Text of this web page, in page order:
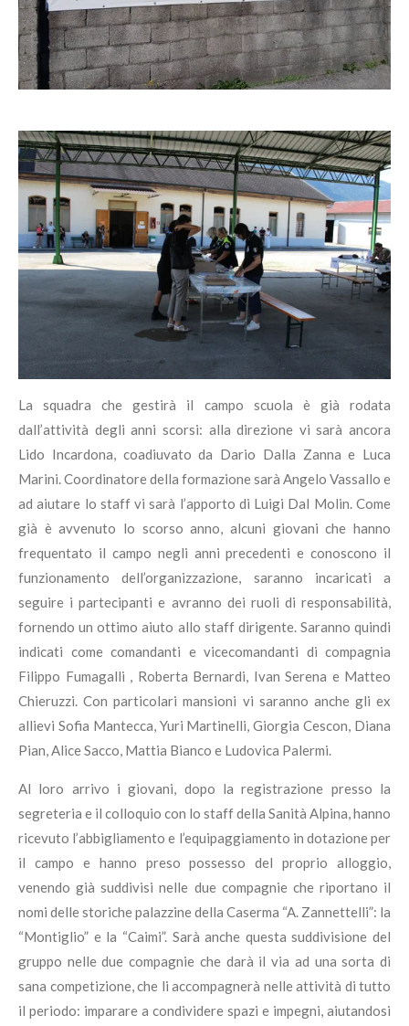
La squadra che gestirà il campo scuola è già rodata
dall’attività degli anni scorsi: alla direzione vi sarà ancora
Lido Incardona, coadiuvato da Dario Dalla Zanna e Luca
Marini. Coordinatore della formazione sarà Angelo Vassallo e
ad aiutare lo staff vi sarà l’apporto di Luigi Dal Molin. Come
già è avvenuto lo scorso anno, alcuni giovani che hanno
frequentato il campo negli anni precedenti e conoscono il
funzionamento dell’organizzazione, saranno incaricati a
seguire i partecipanti e avranno dei ruoli di responsabilità,
fornendo un ottimo aiuto allo staff dirigente. Saranno quindi
indicati come comandanti e vicecomandanti di compagnia
Filippo Fumagalli , Roberta Bernardi, Ivan Serena e Matteo
Chieruzzi. Con particolari mansioni vi saranno anche gli ex
allievi Sofia Mantecca, Yuri Martinelli, Giorgia Cescon, Diana
Pian, Alice Sacco, Mattia Bianco e Ludovica Palermi.
Al loro arrivo i giovani, dopo la registrazione presso la
segreteria e il colloquio con lo staff della Sanità Alpina, hanno
ricevuto l’abbigliamento e l’equipaggiamento in dotazione per
il campo e hanno preso possesso del proprio alloggio,
venendo già suddivisi nelle due compagnie che riportano il
nomi delle storiche palazzine della Caserma “A. Zannettelli”: la
“Montiglio” e la “Caimi”. Sarà anche questa suddivisione del
gruppo nelledue compagnie che darà il via ad una sorta di
sana competizione, che li accompagnerà nelle attività di tutto
il periodo: imparare a condividere spazi e impegni, aiutandosi